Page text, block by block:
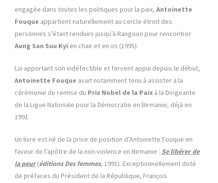
engagée dans toutes les politiques pour la paix, Antoinette
Fouque appartient naturellement au cercle étroit des
personnes s’étant rendues jusqu’à Rangoon pour rencontrer
Aung San Suu Kyi en chair et en os (1995).
Lui apportant son indéfectible et fervent appui depuis le début,
Antoinette Fouque avait notamment tenu à assister à la
cérémonie de remise du Prix Nobel de la Paix à la Dirigeante
de la Ligue Nationale pour la Démocratie en Birmanie, déjà en
1991.
Un livre est né de la prise de position d’Antoinette Fouque en
faveur de l’apôtre de la non-violence en Birmanie : Se libérer de
la peur(éditions Des femmes, 1991). Exceptionnellement doté
de préfaces du Président de la République, François